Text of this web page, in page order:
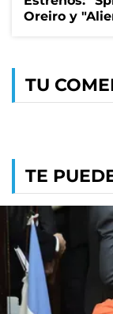
Oreiro y
TU
TE